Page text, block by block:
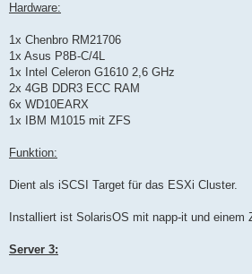
Hardware:
1x Chenbro RM21706
1x Asus P8B-C/4L
1x Intel Celeron G1610 2,6 GHz
2x 4GB DDR3 ECC RAM
6x WD10EARX
1x IBM M1015 mit ZFS
Funktion:
Dient als iSCSI Target für das ESXi Cluster.
Installiert ist SolarisOS mit napp-it und einem
Server 3: